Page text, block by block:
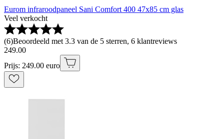
Eurom infraroodpaneel Sani Comfort 400 47x85 cm glas
Veel verkocht
(6)Beoordeeld met 3.3 van de 5 sterren, 6 klantreviews
249.00
Prijs: 249.00 euro